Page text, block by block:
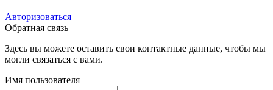
Авторизоваться
Обратная связь
Здесь вы можете оставить свои контактные данные, чтобы мы
могли связаться с вами.
Имя пользователя